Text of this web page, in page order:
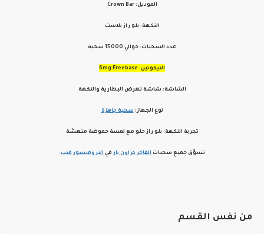
الموديل: Crown Bar
النكهة: بلو راز بلاست
عدد السحبات: حوالي 15000 سحبة
النيكوتين: 6mg Freebase
الشاشة: شاشة تعرض البطارية والنكهة
نوع الجهاز:سحبة جاهزة
تجربة النكهة: بلو راز حلو مع لمسة حموضة منعشة
تسوّق جميع سحبات الفاخر كراون بارفي البروفيسور فيب.
من نفس القسم